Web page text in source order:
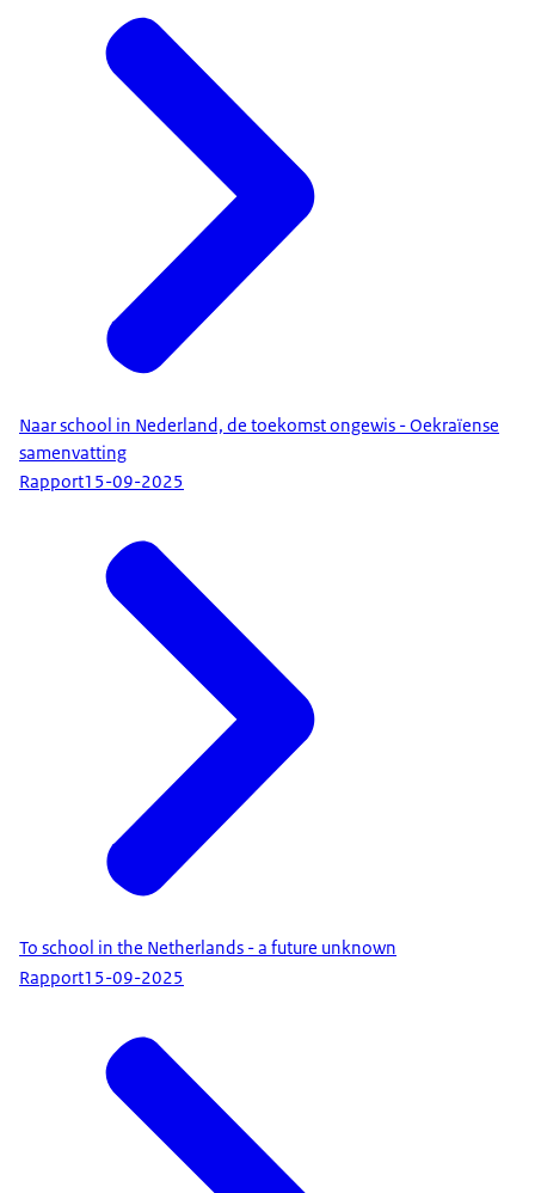
Naar school in Nederland, de toekomst ongewis - Oekraïense
samenvatting
Rapport15-09-2025
To school in the Netherlands - a future unknown
Rapport15-09-2025